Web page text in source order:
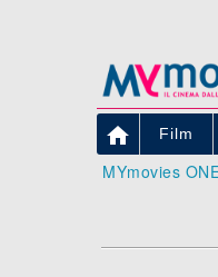
 Film
MYmovies